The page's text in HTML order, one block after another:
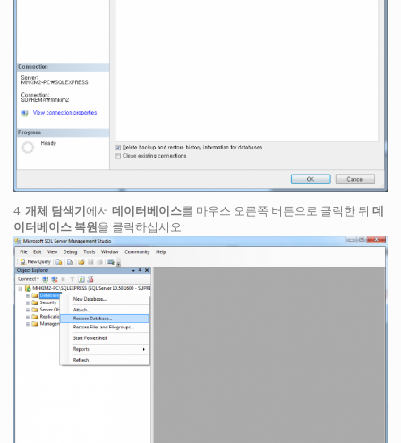
4. 개체 탐색기에서 데이터베이스를 마우스 오른쪽 버튼으로 클릭한 뒤 데
이터베이스 복원을 클릭하십시오.